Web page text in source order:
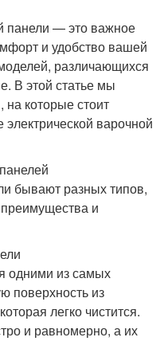
панели — это важное
и удобство вашей
различающихся
В этой статье мы
которые стоит
варочной
бывают разных типов,
и
одними из самых
поверхность из
легко чистится.
и равномерно, а их